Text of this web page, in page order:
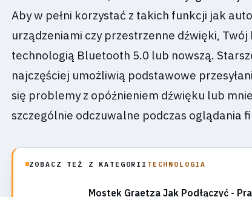
Aby w pełni korzystać z takich funkcji jak
urządzeniami czy przestrzenne dźwięki,
technologią Bluetooth 5.0 lub nowszą.
najczęściej umożliwią podstawowe
się problemy z opóźnieniem dźwięku lub
szczególnie odczuwalne podczas oglądania
ZOBACZ TEŻ Z KATEGORII TECHNOLOGIA
Mostek Graetza Jak Podłączyć -